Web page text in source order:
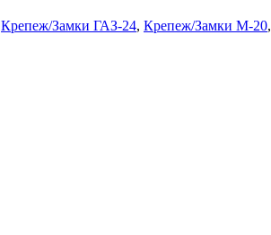
Крепеж/Замки ГАЗ-24, Крепеж/Замки М-20,